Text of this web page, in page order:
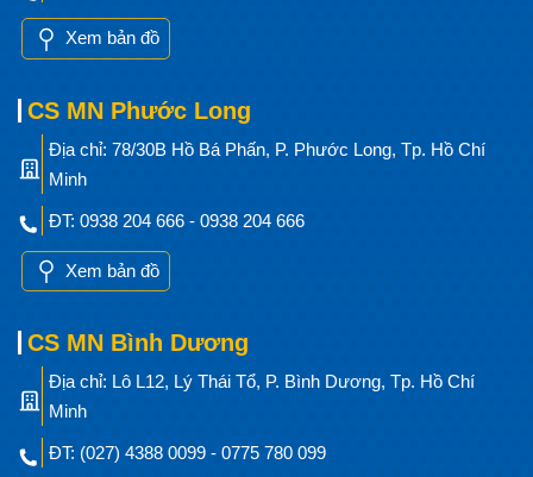
Xem bản đồ
CS MN Phước Long
Địa chỉ: 78/30B Hồ Bá Phấn, P. Phước Long, Tp. Hồ Chí
Minh
ĐT: 0938 204 666 - 0938 204 666
Xem bản đồ
CS MN Bình Dương
Địa chỉ: Lô L12, Lý Thái Tổ, P. Bình Dương, Tp. Hồ Chí
Minh
ĐT: (027) 4388 0099 - 0775 780 099